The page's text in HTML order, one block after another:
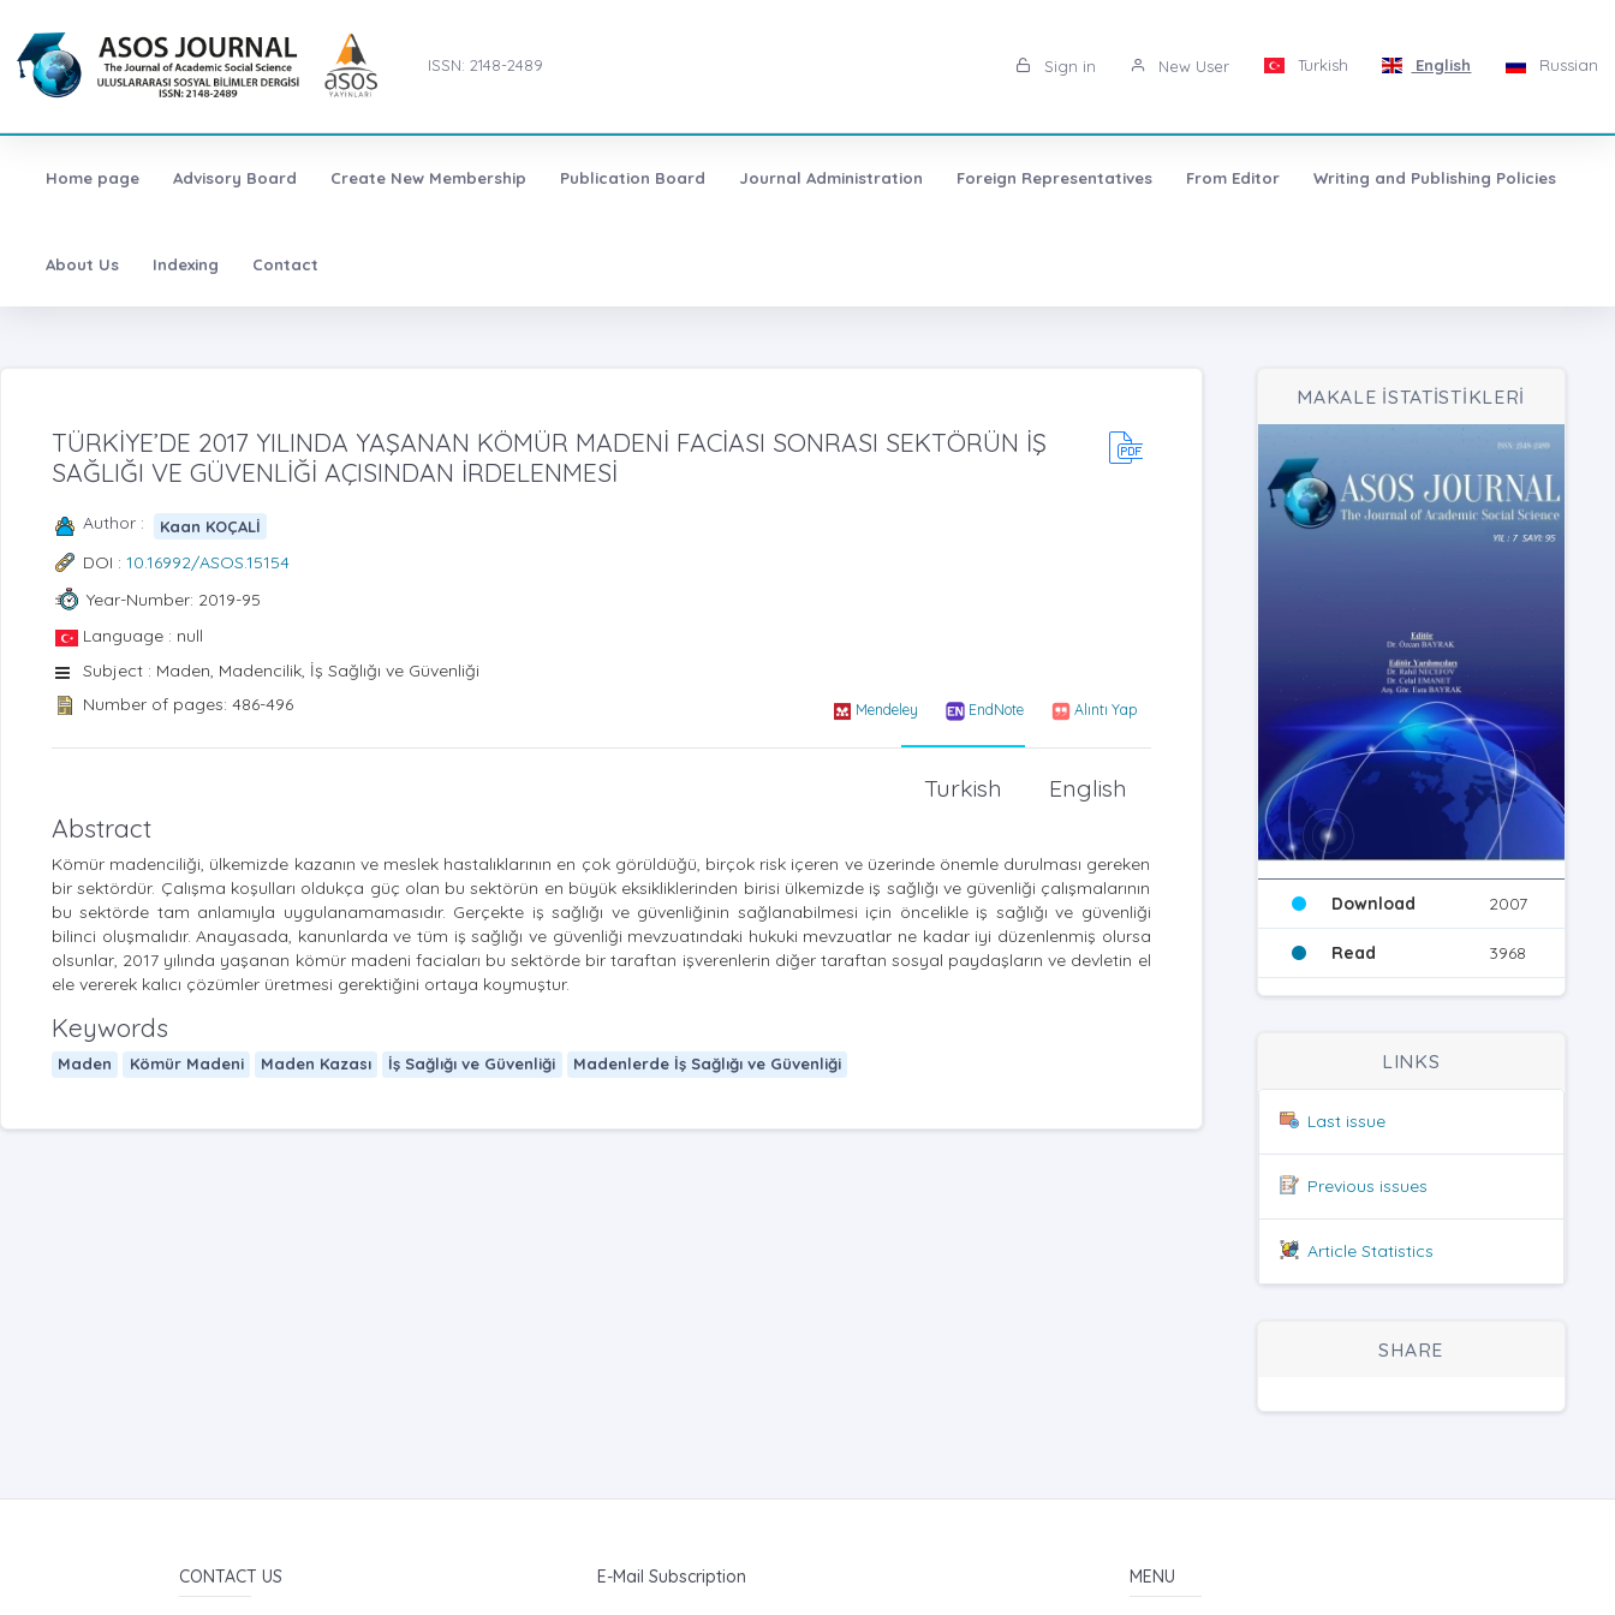
ISSN: 2148-2489 Sign in New User Turkish English Russian
Home page Advisory Board Create New Membership Publication Board Journal Administration Foreign Representatives From Editor Writing and Publishing Policies
About Us Indexing Contact
TÜRKİYE’DE 2017 YILINDA YAŞANAN KÖMÜR MADENİ FACİASI SONRASI SEKTÖRÜN İŞ
SAĞLIĞI VE GÜVENLİĞİ AÇISINDAN İRDELENMESİ
Author : Kaan KOÇALİ
DOI : 10.16992/ASOS.15154
Year-Number: 2019-95
Language : null
Subject : Maden, Madencilik, İş Sağlığı ve Güvenliği
Number of pages: 486-496
Mendeley EndNote Alıntı Yap
English
Turkish
Abstract
Kömür madenciliği, ülkemizde kazanın ve meslek hastalıklarının en çok görüldüğü, birçok risk içeren ve üzerinde önemle durulması gereken
bir sektördür. Çalışma koşulları oldukça güç olan bu sektörün en büyük eksikliklerinden birisi ülkemizde iş sağlığı ve güvenliği çalışmalarının
bu sektörde tam anlamıyla uygulanamamasıdır. Gerçekte iş sağlığı ve güvenliğinin sağlanabilmesi için öncelikle iş sağlığı ve güvenliği
bilinci oluşmalıdır. Anayasada, kanunlarda ve tüm iş sağlığı ve güvenliği mevzuatındaki hukuki mevzuatlar ne kadar iyi düzenlenmiş olursa
olsunlar, 2017 yılında yaşanan kömür madeni faciaları bu sektörde bir taraftan işverenlerin diğer taraftan sosyal paydaşların ve devletin el
ele vererek kalıcı çözümler üretmesi gerektiğini ortaya koymuştur.
Keywords
Maden Kömür Madeni Maden Kazası İş Sağlığı ve Güvenliği Madenlerde İş Sağlığı ve Güvenliği
MAKALE İSTATİSTİKLERİ
Download 2007
Read 3968
LINKS
Last issue
Previous issues
Article Statistics
SHARE
CONTACT US E-Mail Subscription MENU